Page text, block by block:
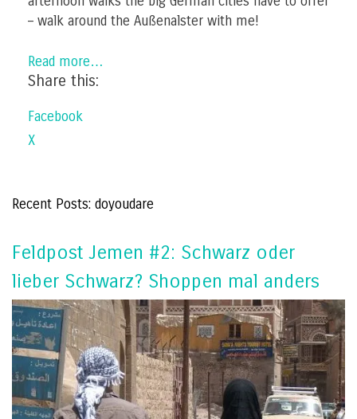
– walk around the Außenalster with me!
Read more…
Share this:
Facebook
X
Recent Posts: doyoudare
Feldpost Jemen #2: Schwarz oder
lieber Schwarz? Shoppen mal anders